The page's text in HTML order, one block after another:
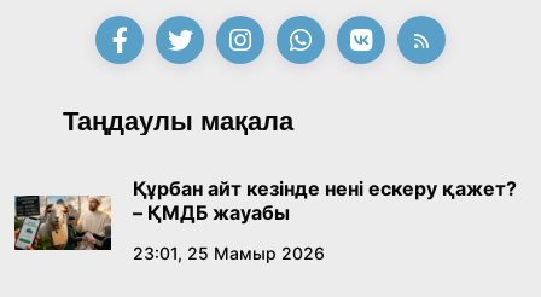
қабылдады
16:27, 23 Шілде 2026
Қазақ тіліндегі «құт» концептісінің
лингвомәдени сипаты
09:21, 21 Шілде 2026
Абайдың адам тәрбиесі туралы
Таңдаулы мақала
Құрбан айт кезінде нені ескеру қажет?
– ҚМДБ жауабы
23:01, 25 Мамыр 2026